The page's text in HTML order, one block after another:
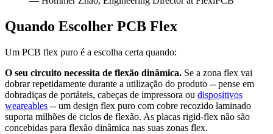
Quando Escolher PCB Flex
Um PCB flex puro é a escolha certa quando:
O seu circuito necessita de flexão dinâmica. Se a zona flex vai
dobrar repetidamente durante a utilização do produto -- pense em
dobradiças de portáteis, cabeças de impressora ou dispositivos
weareables -- um design flex puro com cobre recozido laminado
suporta milhões de ciclos de flexão. As placas rigid-flex não são
concebidas para flexão dinâmica nas suas zonas flex.